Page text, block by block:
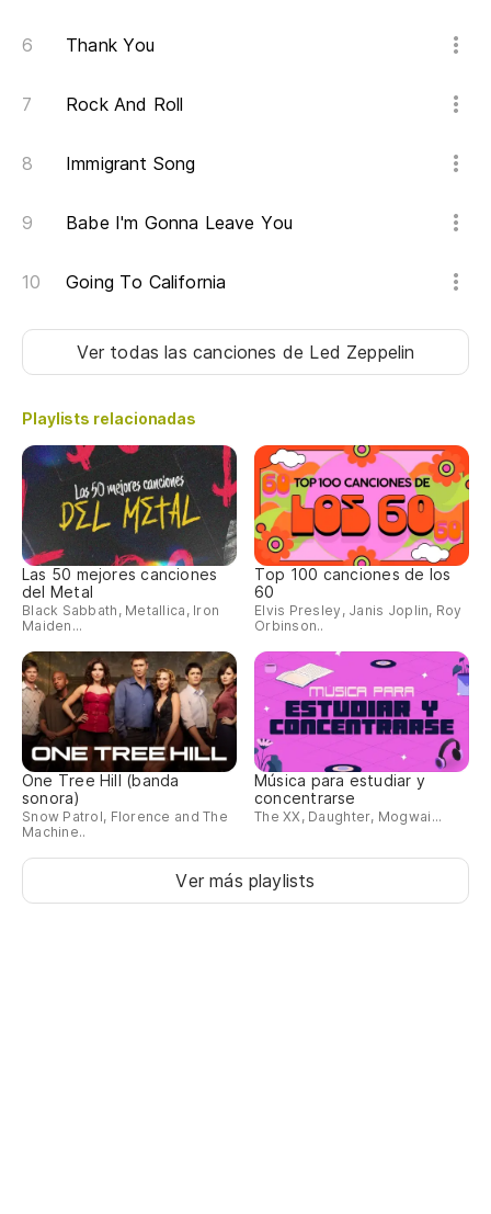
Thank You
Rock And Roll
Immigrant Song
Babe I'm Gonna Leave You
Going To California
Ver todas las canciones de Led Zeppelin
Playlists relacionadas
Las 50 mejores canciones
del Metal
Black Sabbath, Metallica, Iron
Maiden...
Top 100 canciones de los
60
Elvis Presley, Janis Joplin, Roy
Orbinson..
One Tree Hill (banda
sonora)
Snow Patrol, Florence and The
Machine..
Música para estudiar y
concentrarse
The XX, Daughter, Mogwai...
Ver más playlists